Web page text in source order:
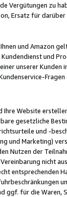
Vergütungen zu
Ersatz für darüber
und Amazon
und
unserer Kunden
Ihre Website
gesetzliche
und -
und Marketing)
Nutzen der
nicht
entsprechenden
ggf. für die Waren,